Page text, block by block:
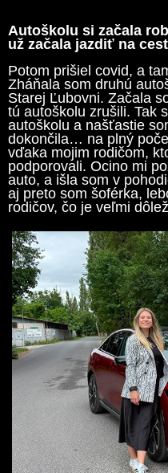
Autoškolu si začala
už začala jazdiť na
Potom prišiel covid, a
Zháňala som druhú
Starej Ľubovni. Začala
tú autoškolu zrušili. Tak
autoškolu a našťastie
dokončila… na plný
vďaka mojim rodičom,
podporovali. Ocino mi
auto, a išla som v
aj preto som šoférka,
rodičov, čo je veľmi